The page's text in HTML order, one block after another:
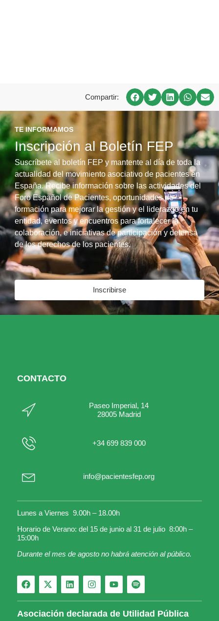
Compartir:
TE INFORMAMOS
Inscripción al Boletín FEP
Suscríbete al boletín FEP y mantente al día de toda la
actualidad del movimiento asociativo de pacientes en
España. Recibe información sobre las actividades del
Foro Español de Pacientes, oportunidades de
formación para mejorar la gestión y el liderazgo en tu
entidad, eventos y encuentros para fortalecer la
colaboración, e iniciativas de participación y defensa
de los derechos de los pacientes.
Inscribirse
CONTACTO
Paseo Imperial, 14
28005 Madrid
+34 699 839 000
info@pacientesfep.org
Lunes a Viernes 9.00h – 18.00h
Horario de Verano: del 15 de junio al 31 de julio 8:00h –
15:00h
Durante el mes de agosto no habrá atención al público.
Asociación declarada de Utilidad Pública